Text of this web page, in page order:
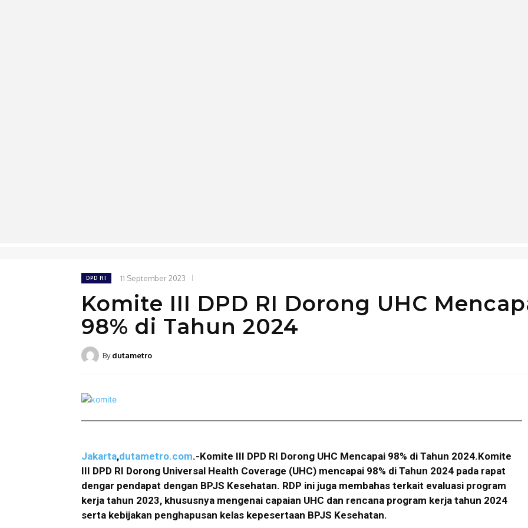
DPD RI 11 September 2023
Komite III DPD RI Dorong UHC
98% di Tahun 2024
By dutametro
Jakarta,dutametro.com.-Komite III DPD RI Dorong UHC Mencapai 98% di Tahun 2024.Komite
III DPD RI Dorong Universal Health Coverage (UHC) mencapai 98% di Tahun 2024 pada rapat
dengar pendapat dengan BPJS Kesehatan. RDP ini juga membahas terkait evaluasi program
kerja tahun 2023, khususnya mengenai capaian UHC dan rencana program kerja tahun 2024
serta kebijakan penghapusan kelas kepesertaan BPJS Kesehatan.